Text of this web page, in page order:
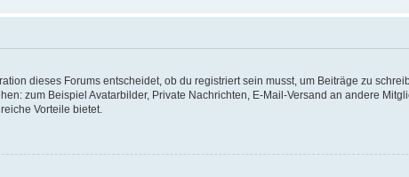
dieses Forums entscheidet, ob du registriert sein musst, um Beiträge zu
zum Beispiel Avatarbilder, Private Nachrichten, E-Mail-Versand an andere
Vorteile bietet.